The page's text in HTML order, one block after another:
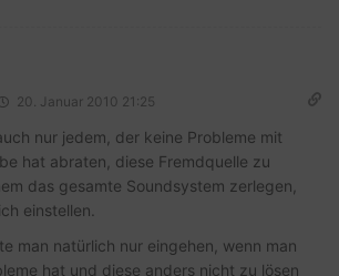
20. Januar 2010 21:25
nur jedem, der keine Probleme mit
hat abraten, diese Fremdquelle zu
das gesamte Soundsystem zerlegen,
einstellen.
man natürlich nur eingehen, wenn man
hat und diese anders nicht zu lösen